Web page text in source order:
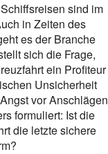
sind im
in Zeiten des
es der Branche
sich die Frage,
ein Profiteur
Unsicherheit
vor Anschlägen
formuliert: Ist die
die letzte sichere